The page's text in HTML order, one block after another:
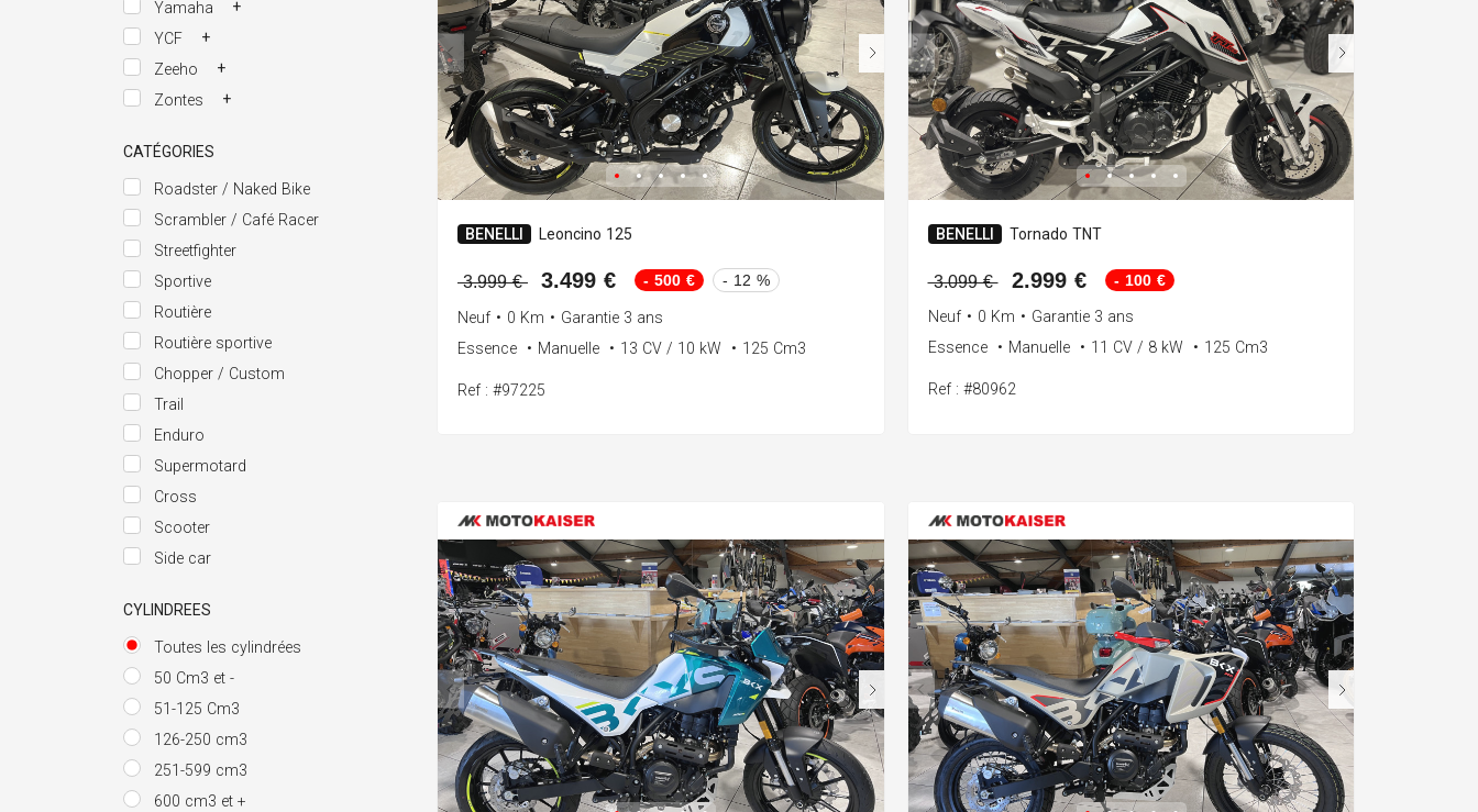
+
Yamaha
+
YCF
+
Zeeho
+
Zontes
CATÉGORIES
Roadster / Naked Bike
Scrambler / Café Racer
Streetfighter
Sportive
Routière
Routière sportive
Chopper / Custom
Trail
Enduro
Supermotard
Cross
Scooter
Side car
CYLINDREES
Toutes les cylindrées
50 Cm3 et -
51-125 Cm3
126-250 cm3
251-599 cm3
600 cm3 et +
BENELLI Leoncino 125
3.999 € 3.499 € - 500 € - 12 %
Neuf • 0 Km • Garantie 3 ans
Essence
• Manuelle • 13 CV / 10 kW • 125 Cm3
Ref : #97225
BENELLI Tornado TNT
3.099 € 2.999 € - 100 €
Neuf • 0 Km • Garantie 3 ans
Essence
• Manuelle • 11 CV / 8 kW • 125 Cm3
Ref : #80962